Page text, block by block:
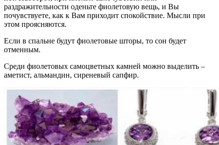
раздражительности оденьте фиолетовую вещь, и Вы
почувствуете, как к Вам приходит спокойствие. Мысли при
этом проясняются.
Если в спальне будут фиолетовые шторы, то сон будет
отменным.
Среди фиолетовых самоцветных камней можно выделить –
аметист, альмандин, сиреневый сапфир.